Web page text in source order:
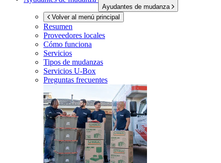
Ayudantes de mudanza
Volver al menú principal
Resumen
Proveedores locales
Cómo funciona
Servicios
Tipos de mudanzas
Servicios U-Box
Preguntas frecuentes